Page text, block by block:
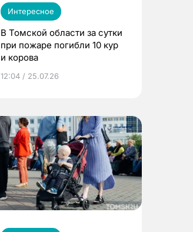
Интересное
В Томской области за сутки
при пожаре погибли 10 кур
и корова
12:04 / 25.07.26